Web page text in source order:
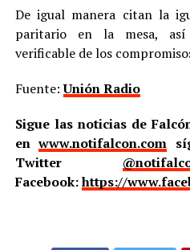
De igual manera citan la
paritario en la mesa,
verificable de los
Fuente:Unión Radio
Sigue las noticias de
enwww.notifalcon.com
Twitter
Facebook:https://